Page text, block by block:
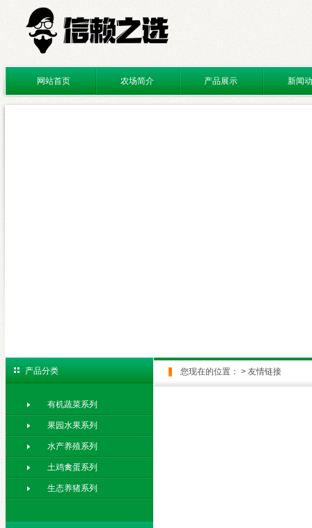
网站首页 农场简介 产品展示 新闻
您现在的位置： > 友情链接
产品分类
有机蔬菜系列
果园水果系列
水产养殖系列
土鸡禽蛋系列
生态养猪系列